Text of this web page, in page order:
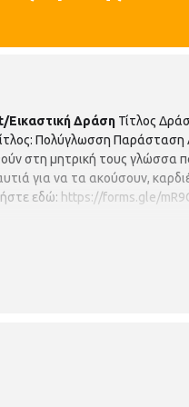
Εικαστική Δράση Τίτλος
Πολύγλωσση Παράσταση
στη μητρική τους γλώσσα
για να τα ακούσουν,
εδώ: https://forms.gle/